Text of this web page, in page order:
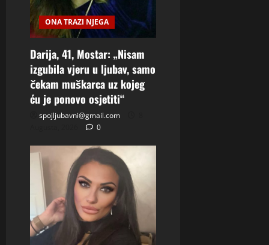
ONA TRAZI NJEGA
Darija, 41, Mostar: „Nisam
izgubila vjeru u ljubav, samo
čekam muškarca uz kojeg
ću je ponovo osjetiti“
spojljubavni@gmail.com
0